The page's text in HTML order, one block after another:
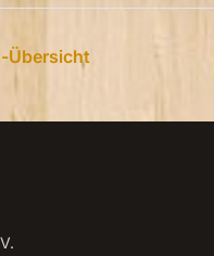
Übersicht